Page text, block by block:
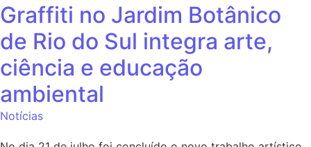
Graffiti no Jardim Botânico
de Rio do Sul integra arte,
ciência e educação
ambiental
Notícias